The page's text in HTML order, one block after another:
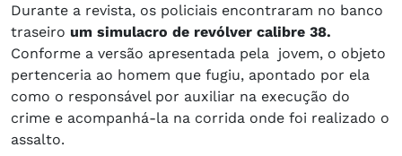
Durante a revista, os policiais encontraram no banco
traseiro um simulacro de revólver calibre 38.
Conforme a versão apresentada pela jovem, o objeto
pertenceria ao homem que fugiu, apontado por ela
como o responsável por auxiliar na execução do
crime e acompanhá-la na corrida onde foi realizado o
assalto.